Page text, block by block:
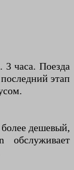
3 часа. Поезда
этап
дешевый,
обслуживает